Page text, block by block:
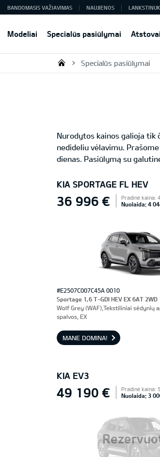
Modeliai Specialūs pasiūlymai Atstovai
BANDOMASIS VAŽIAVIMAS NAUJIENOS
KIA AUTO AS
Specialūs pasiūlymai
Nurodytos kainos galioja
nedideliu vėlavimu.
dienas. Pasiūlymą su
KIA SPORTAGE FL HEV
36 996 € Pradinė kaina:
Nuolaida: 4
#E2507C007C45A 0010
Sportage 1,6 T-GDI HEV EX 6AT 2WD
Wolf Grey (WAF),Tekstiliniai sėdynių
spalvos, EX
MANE DOMINA!
KIA EV3
49 190 € Pradinė kaina:
Nuolaida: 3